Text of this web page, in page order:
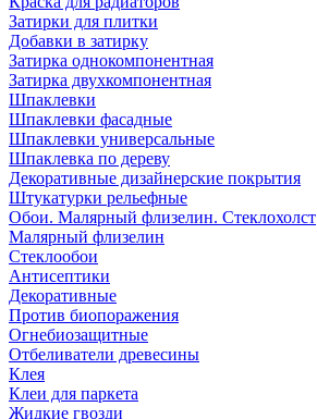
Затирки для плитки
Добавки в затирку
Затирка однокомпонентная
Затирка двухкомпонентная
Шпаклевки
Шпаклевки фасадные
Шпаклевки универсальные
Шпаклевка по дереву
Декоративные дизайнерские покрытия
Штукатурки рельефные
Обои. Малярный флизелин. Стеклохолст
Малярный флизелин
Стеклообои
Антисептики
Декоративные
Против биопоражения
Огнебиозащитные
Отбеливатели древесины
Клея
Клеи для паркета
Жидкие гвозди